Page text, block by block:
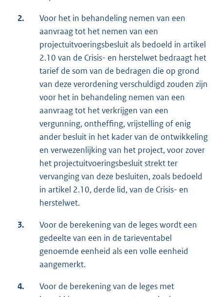
2.
Voor het in behandeling nemen van een
aanvraag tot het nemen van een
projectuitvoeringsbesluit als bedoeld in artikel
2.10 van de Crisis- en herstelwet bedraagt het
tarief de som van de bedragen die op grond
van deze verordening verschuldigd zouden zijn
voor het in behandeling nemen van een
aanvraag tot het verkrijgen van een
vergunning, ontheffing, vrijstelling of enig
ander besluit in het kader van de ontwikkeling
en verwezenlijking van het project, voor zover
het projectuitvoeringsbesluit strekt ter
vervanging van deze besluiten, zoals bedoeld
in artikel 2.10, derde lid, van de Crisis- en
herstelwet.
3.
Voor de berekening van de leges wordt een
gedeelte van een in de tarieventabel
genoemde eenheid als een volle eenheid
aangemerkt.
4.
Voor de berekening van de leges met